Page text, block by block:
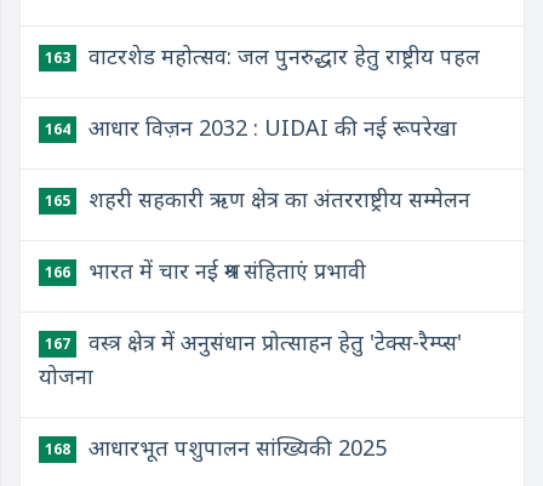
163 वाटरशेड महोत्सव: जल पुनरुद्धार हेतु राष्ट्रीय पहल
164 आधार विज़न 2032 : UIDAI की नई रूपरेखा
165 शहरी सहकारी ऋण क्षेत्र का अंतरराष्ट्रीय सम्मेलन
166 भारत में चार नई श्रम संहिताएं प्रभावी
167
वस्त्र क्षेत्र में अनुसंधान प्रोत्साहन हेतु 'टेक्स-रैम्प्स'
योजना
168 आधारभूत पशुपालन सांख्यिकी 2025